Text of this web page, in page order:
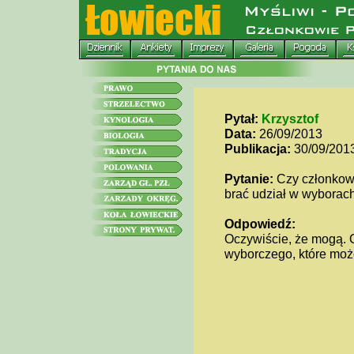
Pytał: Krzysztof
Data: 26/09/2013
Publikacja: 30/09/
Pytanie: Czy
brać udział w
Odpowiedź:
Oczywiście, że mogą.
wyborczego, które